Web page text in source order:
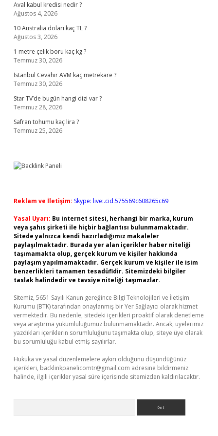
Aval kabul kredisi nedir ?
Ağustos 4, 2026
10 Australia doları kaç TL ?
Ağustos 3, 2026
1 metre çelik boru kaç kg ?
Temmuz 30, 2026
İstanbul Cevahir AVM kaç metrekare ?
Temmuz 30, 2026
Star TV’de bugün hangi dizi var ?
Temmuz 28, 2026
Safran tohumu kaç lira ?
Temmuz 25, 2026
Reklam ve İletişim: Skype: live:.cid.575569c608265c69
Yasal Uyarı: Bu internet sitesi, herhangi bir marka, kurum
veya şahıs şirketi ile hiçbir bağlantısı bulunmamaktadır.
Sitede yalnızca kendi hazırladığımız makaleler
paylaşılmaktadır. Burada yer alan içerikler haber niteliği
taşımamakta olup, gerçek kurum ve kişiler hakkında
paylaşım yapılmamaktadır. Gerçek kurum ve kişiler ile isim
benzerlikleri tamamen tesadüfidir. Sitemizdeki bilgiler
taslak halindedir ve tavsiye niteliği taşımazlar.
Sitemiz, 5651 Sayılı Kanun gereğince Bilgi Teknolojileri ve İletişim
Kurumu (BTK) tarafından onaylanmış bir Yer Sağlayıcı olarak hizmet
vermektedir. Bu nedenle, sitedeki içerikleri proaktif olarak denetleme
veya araştırma yükümlülüğümüz bulunmamaktadır. Ancak, üyelerimiz
yazdıkları içeriklerin sorumluluğunu taşımakta olup, siteye üye olarak
bu sorumluluğu kabul etmiş sayılırlar.
Hukuka ve yasal düzenlemelere aykırı olduğunu düşündüğünüz
içerikleri, backlinkpanelicomtr@gmail.com adresine bildirmeniz
halinde, ilgili içerikler yasal süre içerisinde sitemizden kaldırılacaktır.